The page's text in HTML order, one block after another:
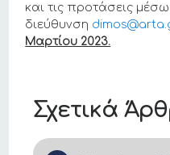
Σχετικά
και τις προτάσεις
διεύθυνση
Μαρτίου 2023.